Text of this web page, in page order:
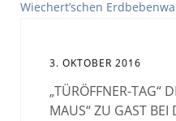
3. OKTOBER 2016
„TÜRÖFFNER-TAG“
MAUS“ ZU GAST BEI